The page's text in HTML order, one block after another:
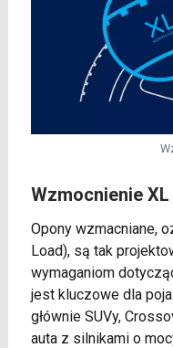
Wzmocnienie
Opony wzmacniane,
Load), są tak
wymaganiom
jest kluczowe dla
głównie SUVy,
auta z silnikami o